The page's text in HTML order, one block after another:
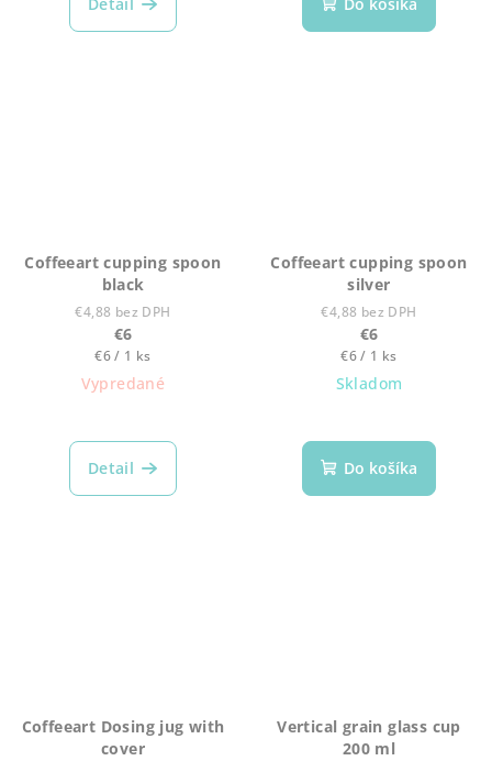
Coffeeart cupping spoon
black
€4,88 bez DPH
€6
Jednotková
cena:
€6 / 1 ks
Vypredané
Detail
Coffeeart cupping spoon
silver
€4,88 bez DPH
€6
Jednotková
cena:
€6 / 1 ks
Skladom
Do košíka
Coffeeart Dosing jug with
cover
Vertical grain glass cup
200 ml